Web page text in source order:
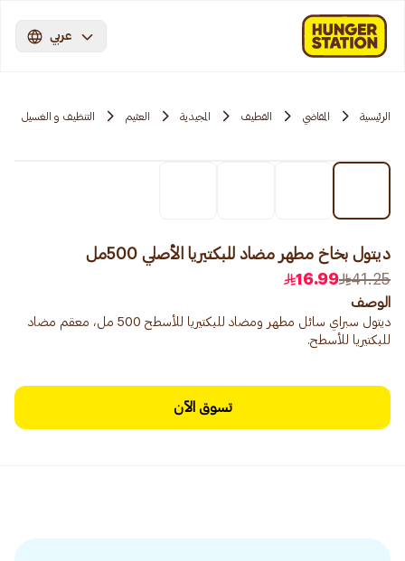
عربي
الرئيسية المقاضي القطيف المجيدية العثيم التنظيف و الغسيل
ديتول بخاخ مطهر مضاد للبكتيريا الأصلي 500مل
41.25
16.99
الوصف
ديتول سبراي سائل مطهر ومضاد للبكتيريا للأسطح 500 مل، معقم مضاد
للبكتيريا للأسطح.
تسوق الآن